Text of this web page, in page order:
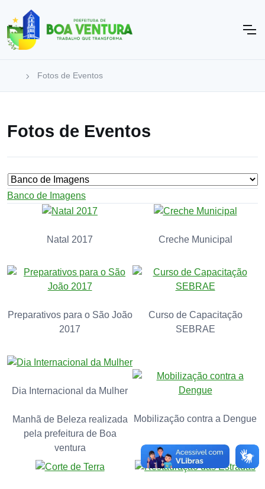
Fotos de Eventos
Fotos de Eventos
Banco de Imagens
Natal 2017 Creche Municipal
Preparativos para o São João
2017
Curso de Capacitação
SEBRAE
Dia Internacional da Mulher
Manhã de Beleza realizada
pela prefeitura de Boa
ventura
Mobilização contra a Dengue